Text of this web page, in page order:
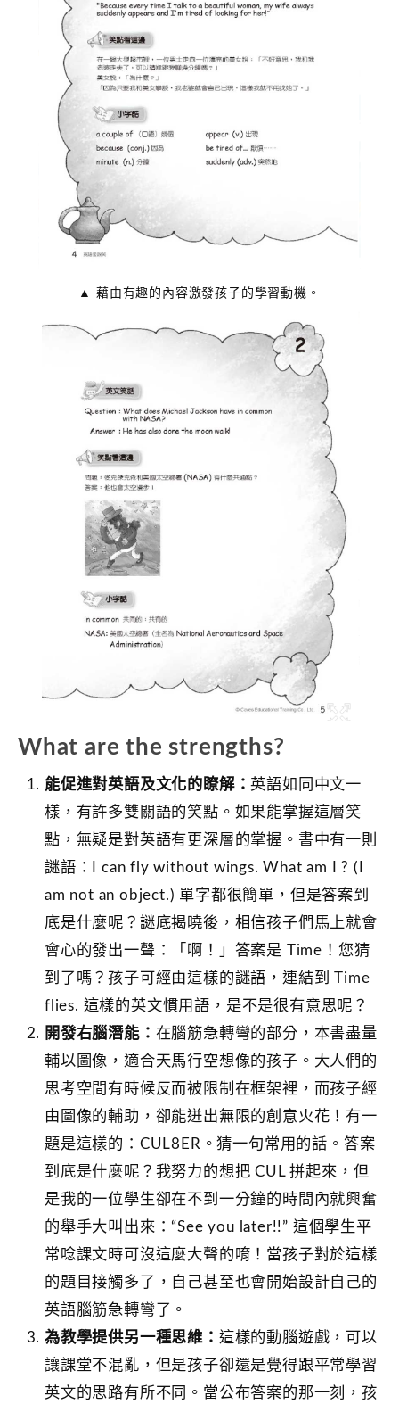
▲ 藉由有趣的內容激發孩子的學習動機。
What are the strengths?
能促進對英語及文化的瞭解：英語如同中文一
樣，有許多雙關語的笑點。如果能掌握這層笑
點，無疑是對英語有更深層的掌握。書中有一則
謎語：I can fly without wings. What am I ? (I
am not an object.) 單字都很簡單，但是答案到
底是什麼呢？謎底揭曉後，相信孩子們馬上就會
會心的發出一聲：「啊！」答案是 Time！您猜
到了嗎？孩子可經由這樣的謎語，連結到 Time
flies. 這樣的英文慣用語，是不是很有意思呢？
開發右腦潛能： 在腦筋急轉彎的部分，本書盡量
輔以圖像，適合天馬行空想像的孩子。大人們的
思考空間有時候反而被限制在框架裡，而孩子經
由圖像的輔助，卻能迸出無限的創意火花！有一
題是這樣的：CUL8ER。猜一句常用的話。答案
到底是什麼呢？我努力的想把 CUL 拼起來，但
是我的一位學生卻在不到一分鐘的時間內就興奮
的舉手大叫出來：“See you later!!” 這個學生平
常唸課文時可沒這麼大聲的唷！當孩子對於這樣
的題目接觸多了，自己甚至也會開始設計自己的
英語腦筋急轉彎了。
為教學提供另一種思維： 這樣的動腦遊戲，可以
讓課堂不混亂，但是孩子卻還是覺得跟平常學習
英文的思路有所不同。當公布答案的那一刻，孩